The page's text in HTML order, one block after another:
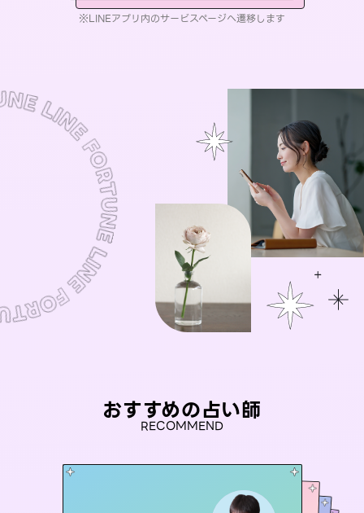
※LINEアプリ内のサービスページへ遷移します
おすすめの占い師
RECOMMEND